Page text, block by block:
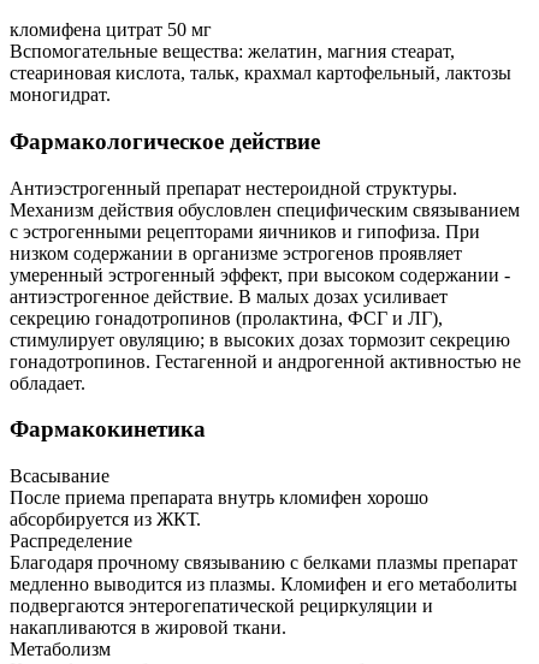
кломифена цитрат 50 мг
Вспомогательные вещества: желатин, магния стеарат,
стеариновая кислота, тальк, крахмал картофельный, лактозы
моногидрат.
Фармакологическое действие
Антиэстрогенный препарат нестероидной структуры.
Механизм действия обусловлен специфическим связыванием
с эстрогенными рецепторами яичников и гипофиза. При
низком содержании в организме эстрогенов проявляет
умеренный эстрогенный эффект, при высоком содержании -
антиэстрогенное действие. В малых дозах усиливает
секрецию гонадотропинов (пролактина, ФСГ и ЛГ),
стимулирует овуляцию; в высоких дозах тормозит секрецию
гонадотропинов. Гестагенной и андрогенной активностью не
обладает.
Фармакокинетика
Всасывание
После приема препарата внутрь кломифен хорошо
абсорбируется из ЖКТ.
Распределение
Благодаря прочному связыванию с белками плазмы препарат
медленно выводится из плазмы. Кломифен и его метаболиты
подвергаются энтерогепатической рециркуляции и
накапливаются в жировой ткани.
Метаболизм